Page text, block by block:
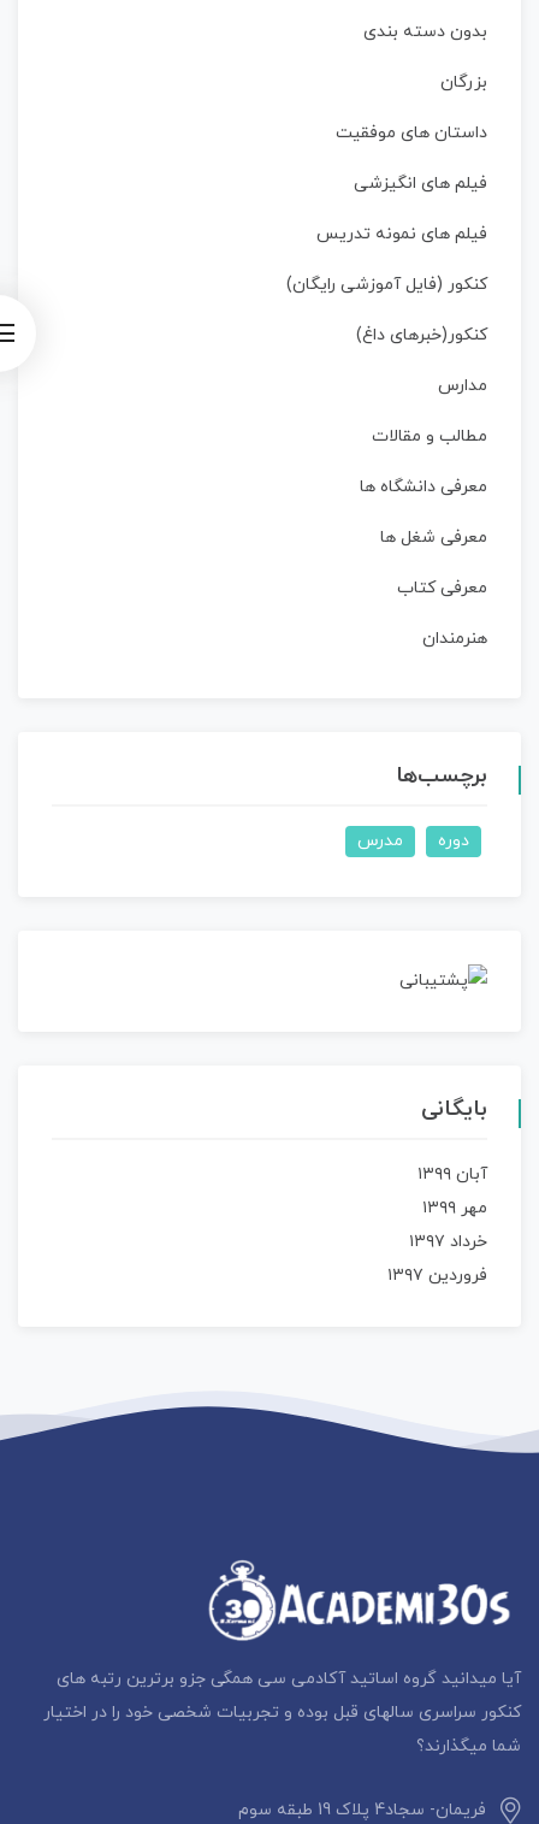
بدون دسته بندی
بزرگان
داستان‌ های موفقیت
فیلم های انگیزشی
فیلم های نمونه تدریس
کنکور (فایل آموزشی رایگان)
کنکور(خبرهای داغ)
مدارس
مطالب و مقالات
معرفی دانشگاه ها
معرفی شغل ها
معرفی کتاب
هنرمندان
برچسب‌ها
دوره مدرس
بایگانی
آبان ۱۳۹۹
مهر ۱۳۹۹
خرداد ۱۳۹۷
فروردین ۱۳۹۷
آیا میدانید گروه اساتید آکادمی سی همگی جزو برترین رتبه های
کنکور سراسری سالهای قبل بوده و تجربیات شخصی خود را در اختیار
شما میگذارند؟
فریمان- سجاد4 پلاک 19 طبقه سوم